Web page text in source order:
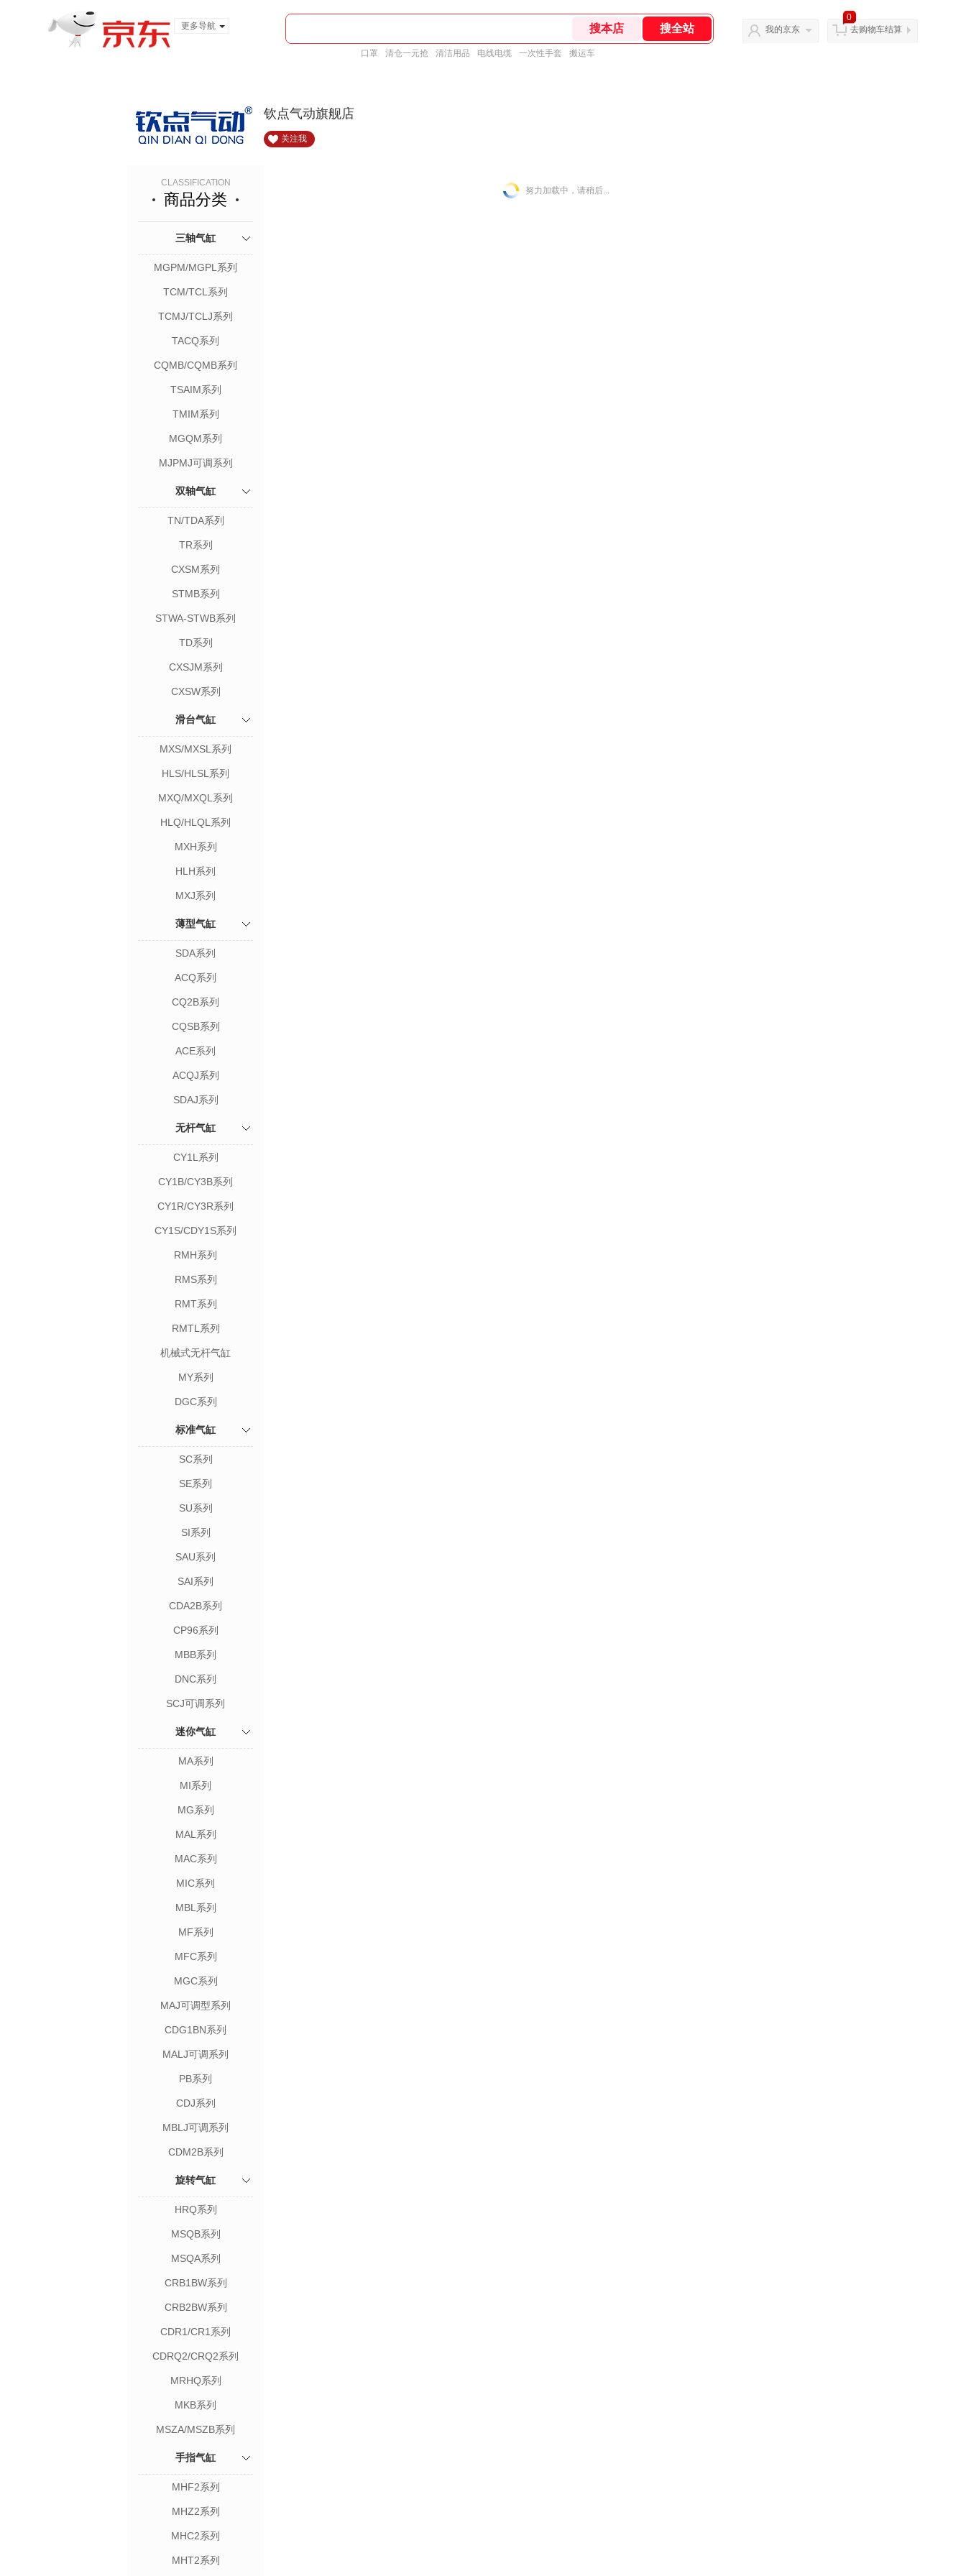
更多导航
口罩 清仓一元抢 清洁用品 电线电缆 一次性手套 搬运车
我的京东
0
去购物车结算
钦点气动旗舰店
关注我
CLASSIFICATION
商品分类
三轴气缸
MGPM/MGPL系列
TCM/TCL系列
TCMJ/TCLJ系列
TACQ系列
CQMB/CQMB系列
TSAIM系列
TMIM系列
MGQM系列
MJPMJ可调系列
双轴气缸
TN/TDA系列
TR系列
CXSM系列
STMB系列
STWA-STWB系列
TD系列
CXSJM系列
CXSW系列
滑台气缸
MXS/MXSL系列
HLS/HLSL系列
MXQ/MXQL系列
HLQ/HLQL系列
MXH系列
HLH系列
MXJ系列
薄型气缸
SDA系列
ACQ系列
CQ2B系列
CQSB系列
ACE系列
ACQJ系列
SDAJ系列
无杆气缸
CY1L系列
CY1B/CY3B系列
CY1R/CY3R系列
CY1S/CDY1S系列
RMH系列
RMS系列
RMT系列
RMTL系列
机械式无杆气缸
MY系列
DGC系列
标准气缸
SC系列
SE系列
SU系列
SI系列
SAU系列
SAI系列
CDA2B系列
CP96系列
MBB系列
DNC系列
SCJ可调系列
迷你气缸
MA系列
MI系列
MG系列
MAL系列
MAC系列
MIC系列
MBL系列
MF系列
MFC系列
MGC系列
MAJ可调型系列
CDG1BN系列
MALJ可调系列
PB系列
CDJ系列
MBLJ可调系列
CDM2B系列
旋转气缸
HRQ系列
MSQB系列
MSQA系列
CRB1BW系列
CRB2BW系列
CDR1/CR1系列
CDRQ2/CRQ2系列
MRHQ系列
MKB系列
MSZA/MSZB系列
手指气缸
MHF2系列
MHZ2系列
MHC2系列
MHT2系列
努力加载中，请稍后...